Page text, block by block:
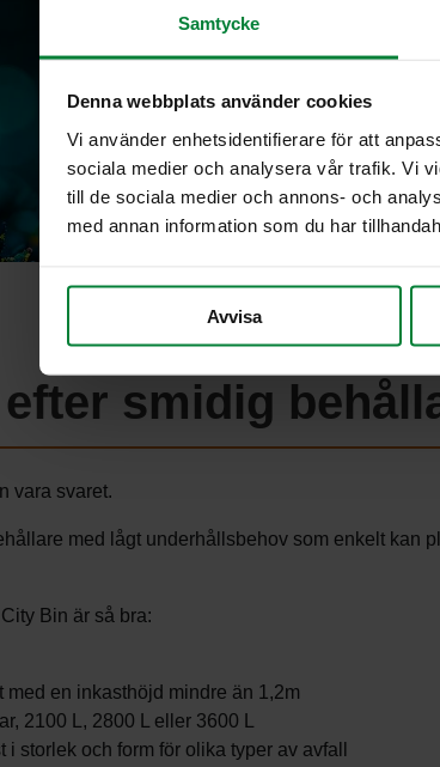
Samtycke
Denna webbplats använder cookies
Vi använder enhetsidentifierare för att
sociala medier och analysera vår trafik. Vi
till de sociala medier och annons- och
med annan information som du har
Avvisa
smidig
vara svaret.
med lågt underhållsbehov som enkelt kan
Bin är så bra:
med en inkasthöjd mindre än 1,2m
2100 L, 2800 L eller 3600 L
storlek och form för olika typer av avfall